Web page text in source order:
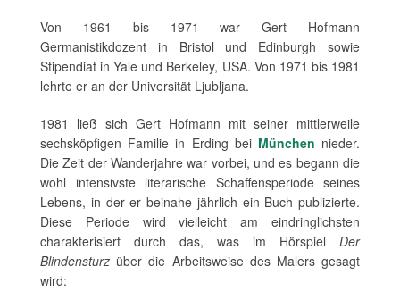
Von 1961 bis 1971 war Gert Hofmann
Germanistikdozent in Bristol und Edinburgh sowie
Stipendiat in Yale und Berkeley, USA. Von 1971 bis 1981
lehrte er an der Universität Ljubljana.
1981 ließ sich Gert Hofmann mit seiner mittlerweile
sechsköpfigen Familie in Erding bei München nieder.
Die Zeit der Wanderjahre war vorbei, und es begann die
wohl intensivste literarische Schaffensperiode seines
Lebens, in der er beinahe jährlich ein Buch publizierte.
Diese Periode wird vielleicht am eindringlichsten
charakterisiert durch das, was im Hörspiel Der
Blindensturz über die Arbeitsweise des Malers gesagt
wird: